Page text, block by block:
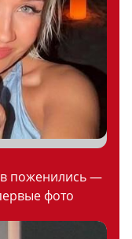
поженились —
фото